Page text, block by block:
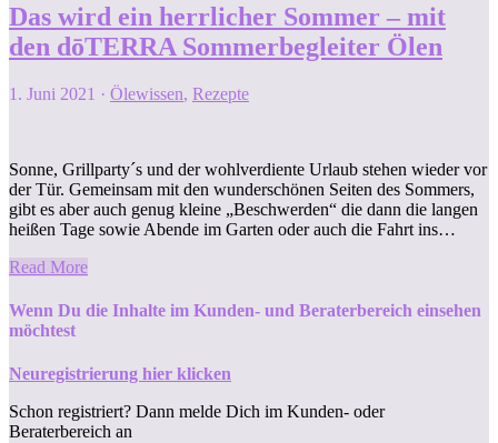
Das wird ein herrlicher Sommer – mit
den dōTERRA Sommerbegleiter Ölen
1. Juni 2021 · Ölewissen, Rezepte
Sonne, Grillparty´s und der wohlverdiente Urlaub stehen wieder vor
der Tür. Gemeinsam mit den wunderschönen Seiten des Sommers,
gibt es aber auch genug kleine „Beschwerden“ die dann die langen
heißen Tage sowie Abende im Garten oder auch die Fahrt ins…
Read More
Wenn Du die Inhalte im Kunden- und Beraterbereich einsehen
möchtest
Neuregistrierung hier klicken
Schon registriert? Dann melde Dich im Kunden- oder
Beraterbereich an